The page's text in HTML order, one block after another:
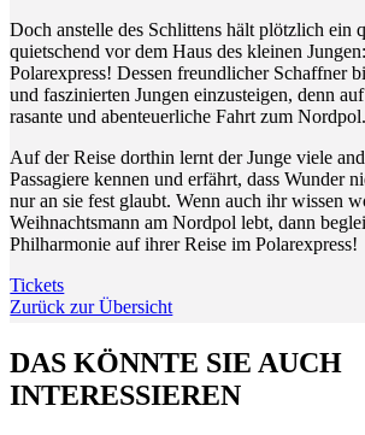
Doch anstelle des Schlittens hält plötzlich ein
quietschend vor dem Haus des kleinen
Polarexpress! Dessen freundlicher Schaffner
und faszinierten Jungen einzusteigen, denn
rasante und abenteuerliche Fahrt zum Nordpol.
Auf der Reise dorthin lernt der Junge viele
Passagiere kennen und erfährt, dass Wunder
nur an sie fest glaubt. Wenn auch ihr wissen
Weihnachtsmann am Nordpol lebt, dann
Philharmonie auf ihrer Reise im Polarexpress!
Tickets
Zurück zur Übersicht
DAS KÖNNTE SIE AUCH
INTERESSIEREN